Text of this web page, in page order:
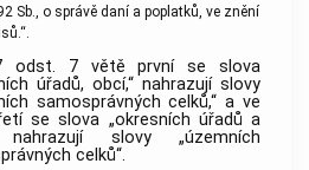
Sb., o správě daní a poplatků, ve znění
odst. 7 větě první se slova
úřadů, obcí,“ nahrazují slovy
samosprávných celků,“ a ve
se slova „okresních úřadů a
nahrazují slovy „územních
celků“.